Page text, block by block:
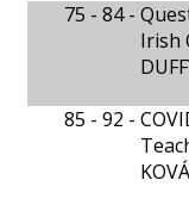
75 - 84 -
Irish
85 - 92 -